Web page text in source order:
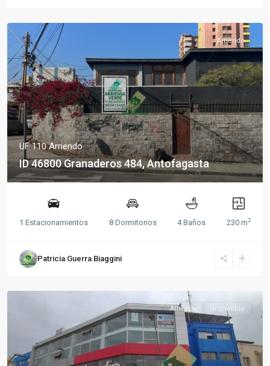
Arriendo
UF 110Arriendo
ID 46800 Granaderos 484, Antofagasta
1 Estacionamientos 8 Dormitorios 4 Baños 230 m2
Patricia Guerra Biaggini
Arriendo Disponible